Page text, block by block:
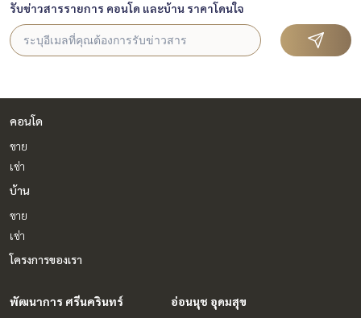
รับข่าวสารรายการ คอนโด และบ้าน ราคาโดนใจ
คอนโด
ขาย
เช่า
บ้าน
ขาย
เช่า
โครงการของเรา
พัฒนาการ ศรีนครินทร์
อ่อนนุช อุดมสุข